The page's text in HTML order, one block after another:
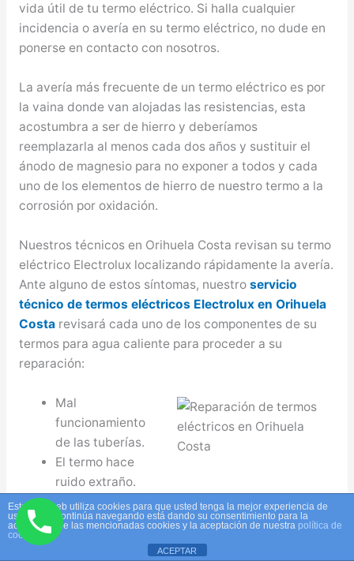
vida útil de tu termo eléctrico. Si halla cualquier
incidencia o avería en su termo eléctrico, no dude en
ponerse en contacto con nosotros.
La avería más frecuente de un termo eléctrico es por
la vaina donde van alojadas las resistencias, esta
acostumbra a ser de hierro y deberíamos
reemplazarla al menos cada dos años y sustituir el
ánodo de magnesio para no exponer a todos y cada
uno de los elementos de hierro de nuestro termo a la
corrosión por oxidación.
Nuestros técnicos en Orihuela Costa revisan su termo
eléctrico Electrolux localizando rápidamente la avería.
Ante alguno de estos síntomas, nuestro servicio
técnico de termos eléctricos Electrolux en Orihuela
Costarevisará cada uno de los componentes de su
termos para agua caliente para proceder a su
reparación:
Mal
funcionamiento
de las tuberías.
El termo hace
ruido extraño.
Problema en el termostato.
La temperatura no varía.
La temperatura es extremadamente alta o baja.
Este sitio web utiliza cookies para que usted tenga la mejor experiencia de
usuario. Si continúa navegando está dando su consentimiento para la
aceptación de las mencionadas cookies y la aceptación de nuestra política de
cookies
ACEPTAR